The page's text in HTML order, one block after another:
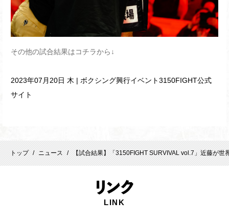
その他の試合結果はコチラから↓
2023年07月20日 木 | ボクシング興行イベント3150FIGHT公式
サイト
トップ / ニュース / 【試合結果】「3150FIGHT SURVIVAL vol.7」近藤が
リンク
LINK